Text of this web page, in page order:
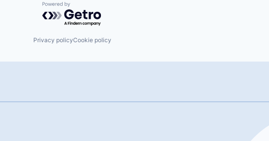
Powered by Getro.com
Privacy policyCookie policy